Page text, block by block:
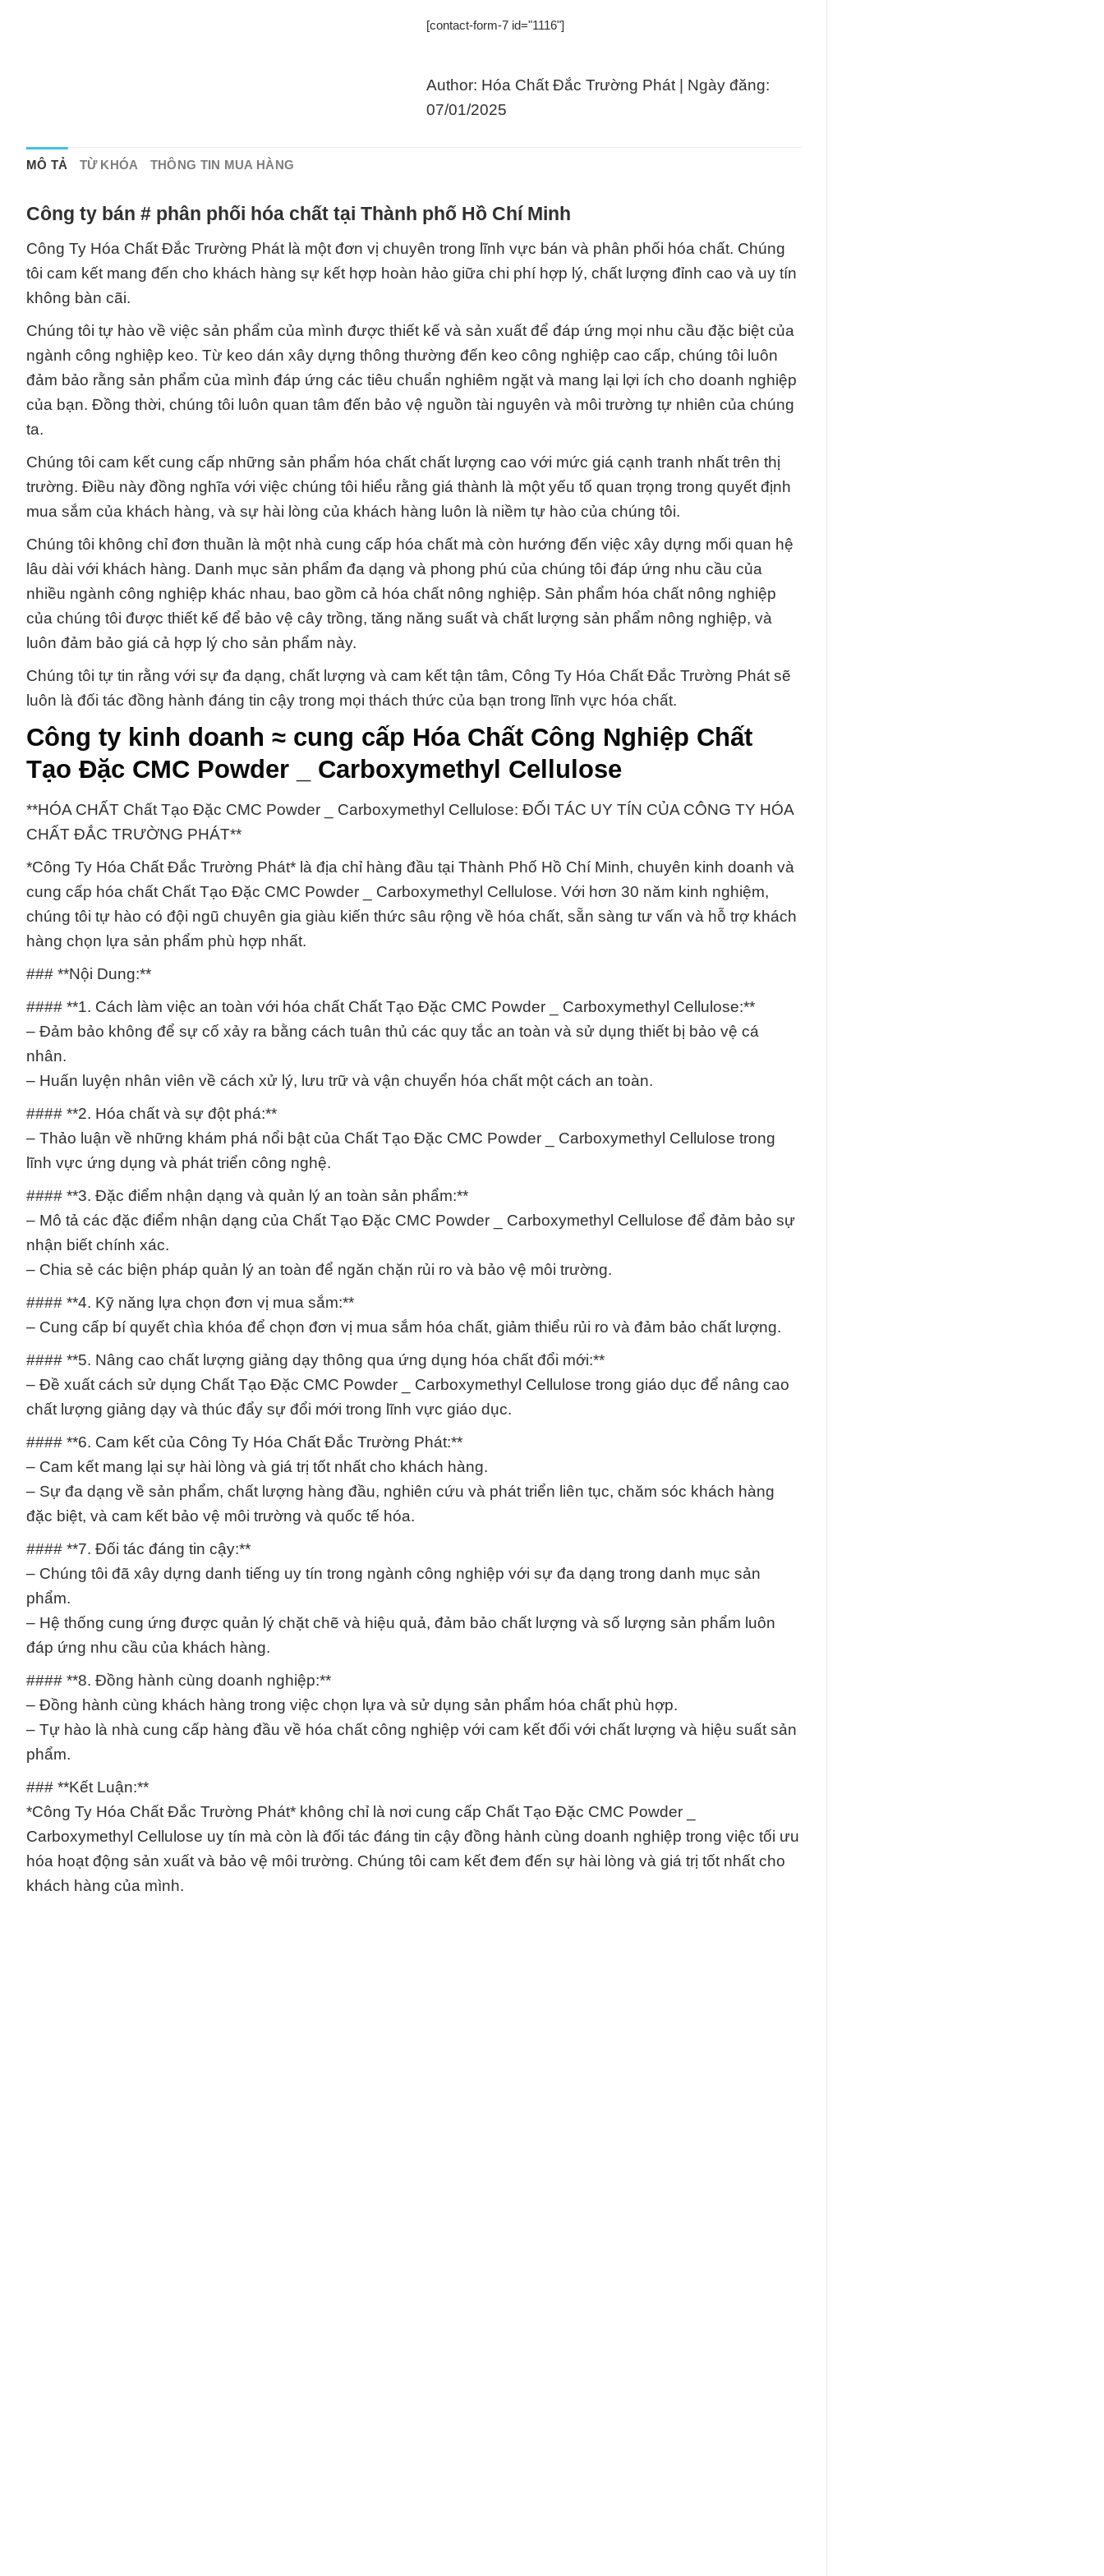
[contact-form-7 id="1116"]
Author: Hóa Chất Đắc Trường Phát | Ngày đăng:
07/01/2025
MÔ TẢ TỪ KHÓA THÔNG TIN MUA HÀNG
Công ty bán # phân phối hóa chất tại Thành phố Hồ Chí Minh
Công Ty Hóa Chất Đắc Trường Phát là một đơn vị chuyên trong lĩnh vực bán và phân phối hóa chất. Chúng
tôi cam kết mang đến cho khách hàng sự kết hợp hoàn hảo giữa chi phí hợp lý, chất lượng đỉnh cao và uy tín
không bàn cãi.
Chúng tôi tự hào về việc sản phẩm của mình được thiết kế và sản xuất để đáp ứng mọi nhu cầu đặc biệt của
ngành công nghiệp keo. Từ keo dán xây dựng thông thường đến keo công nghiệp cao cấp, chúng tôi luôn
đảm bảo rằng sản phẩm của mình đáp ứng các tiêu chuẩn nghiêm ngặt và mang lại lợi ích cho doanh nghiệp
của bạn. Đồng thời, chúng tôi luôn quan tâm đến bảo vệ nguồn tài nguyên và môi trường tự nhiên của chúng
ta.
Chúng tôi cam kết cung cấp những sản phẩm hóa chất chất lượng cao với mức giá cạnh tranh nhất trên thị
trường. Điều này đồng nghĩa với việc chúng tôi hiểu rằng giá thành là một yếu tố quan trọng trong quyết định
mua sắm của khách hàng, và sự hài lòng của khách hàng luôn là niềm tự hào của chúng tôi.
Chúng tôi không chỉ đơn thuần là một nhà cung cấp hóa chất mà còn hướng đến việc xây dựng mối quan hệ
lâu dài với khách hàng. Danh mục sản phẩm đa dạng và phong phú của chúng tôi đáp ứng nhu cầu của
nhiều ngành công nghiệp khác nhau, bao gồm cả hóa chất nông nghiệp. Sản phẩm hóa chất nông nghiệp
của chúng tôi được thiết kế để bảo vệ cây trồng, tăng năng suất và chất lượng sản phẩm nông nghiệp, và
luôn đảm bảo giá cả hợp lý cho sản phẩm này.
Chúng tôi tự tin rằng với sự đa dạng, chất lượng và cam kết tận tâm, Công Ty Hóa Chất Đắc Trường Phát sẽ
luôn là đối tác đồng hành đáng tin cậy trong mọi thách thức của bạn trong lĩnh vực hóa chất.
Công ty kinh doanh ≈ cung cấp Hóa Chất Công Nghiệp Chất
Tạo Đặc CMC Powder _ Carboxymethyl Cellulose
**HÓA CHẤT Chất Tạo Đặc CMC Powder _ Carboxymethyl Cellulose: ĐỐI TÁC UY TÍN CỦA CÔNG TY HÓA
CHẤT ĐẮC TRƯỜNG PHÁT**
*Công Ty Hóa Chất Đắc Trường Phát* là địa chỉ hàng đầu tại Thành Phố Hồ Chí Minh, chuyên kinh doanh và
cung cấp hóa chất Chất Tạo Đặc CMC Powder _ Carboxymethyl Cellulose. Với hơn 30 năm kinh nghiệm,
chúng tôi tự hào có đội ngũ chuyên gia giàu kiến thức sâu rộng về hóa chất, sẵn sàng tư vấn và hỗ trợ khách
hàng chọn lựa sản phẩm phù hợp nhất.
### **Nội Dung:**
#### **1. Cách làm việc an toàn với hóa chất Chất Tạo Đặc CMC Powder _ Carboxymethyl Cellulose:**
– Đảm bảo không để sự cố xảy ra bằng cách tuân thủ các quy tắc an toàn và sử dụng thiết bị bảo vệ cá
nhân.
– Huấn luyện nhân viên về cách xử lý, lưu trữ và vận chuyển hóa chất một cách an toàn.
#### **2. Hóa chất và sự đột phá:**
– Thảo luận về những khám phá nổi bật của Chất Tạo Đặc CMC Powder _ Carboxymethyl Cellulose trong
lĩnh vực ứng dụng và phát triển công nghệ.
#### **3. Đặc điểm nhận dạng và quản lý an toàn sản phẩm:**
– Mô tả các đặc điểm nhận dạng của Chất Tạo Đặc CMC Powder _ Carboxymethyl Cellulose để đảm bảo sự
nhận biết chính xác.
– Chia sẻ các biện pháp quản lý an toàn để ngăn chặn rủi ro và bảo vệ môi trường.
#### **4. Kỹ năng lựa chọn đơn vị mua sắm:**
– Cung cấp bí quyết chìa khóa để chọn đơn vị mua sắm hóa chất, giảm thiểu rủi ro và đảm bảo chất lượng.
#### **5. Nâng cao chất lượng giảng dạy thông qua ứng dụng hóa chất đổi mới:**
– Đề xuất cách sử dụng Chất Tạo Đặc CMC Powder _ Carboxymethyl Cellulose trong giáo dục để nâng cao
chất lượng giảng dạy và thúc đẩy sự đổi mới trong lĩnh vực giáo dục.
#### **6. Cam kết của Công Ty Hóa Chất Đắc Trường Phát:**
– Cam kết mang lại sự hài lòng và giá trị tốt nhất cho khách hàng.
– Sự đa dạng về sản phẩm, chất lượng hàng đầu, nghiên cứu và phát triển liên tục, chăm sóc khách hàng
đặc biệt, và cam kết bảo vệ môi trường và quốc tế hóa.
#### **7. Đối tác đáng tin cậy:**
– Chúng tôi đã xây dựng danh tiếng uy tín trong ngành công nghiệp với sự đa dạng trong danh mục sản
phẩm.
– Hệ thống cung ứng được quản lý chặt chẽ và hiệu quả, đảm bảo chất lượng và số lượng sản phẩm luôn
đáp ứng nhu cầu của khách hàng.
#### **8. Đồng hành cùng doanh nghiệp:**
– Đồng hành cùng khách hàng trong việc chọn lựa và sử dụng sản phẩm hóa chất phù hợp.
– Tự hào là nhà cung cấp hàng đầu về hóa chất công nghiệp với cam kết đối với chất lượng và hiệu suất sản
phẩm.
### **Kết Luận:**
*Công Ty Hóa Chất Đắc Trường Phát* không chỉ là nơi cung cấp Chất Tạo Đặc CMC Powder _
Carboxymethyl Cellulose uy tín mà còn là đối tác đáng tin cậy đồng hành cùng doanh nghiệp trong việc tối ưu
hóa hoạt động sản xuất và bảo vệ môi trường. Chúng tôi cam kết đem đến sự hài lòng và giá trị tốt nhất cho
khách hàng của mình.